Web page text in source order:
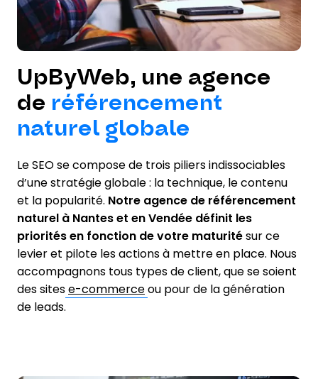
UpByWeb, une agence
de référencement
naturel globale
Le SEO se compose de trois piliers indissociables
d’une stratégie globale : la technique, le contenu
et la popularité. Notre agence de référencement
naturel à Nantes et en Vendée définit les
priorités en fonction de votre maturitésur ce
levier et pilote les actions à mettre en place. Nous
accompagnons tous types de client, que se soient
des sitese-commerceou pour de la génération
de leads.